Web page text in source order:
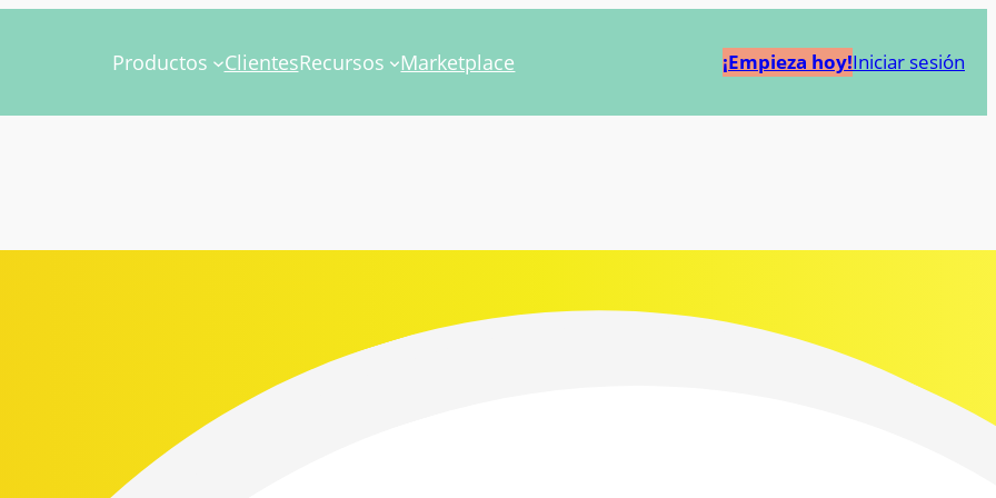
Productos ClientesRecursos Marketplace ¡Empieza hoy!Iniciar sesión